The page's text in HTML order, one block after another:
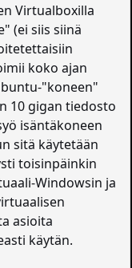
Virtualboxilla
(ei siis siinä
koko ajan
"koneen"
10 gigan tiedosto
isäntäkoneen
sitä käytetään
toisinpäinkin
Windowsin ja
asioita
käytän.